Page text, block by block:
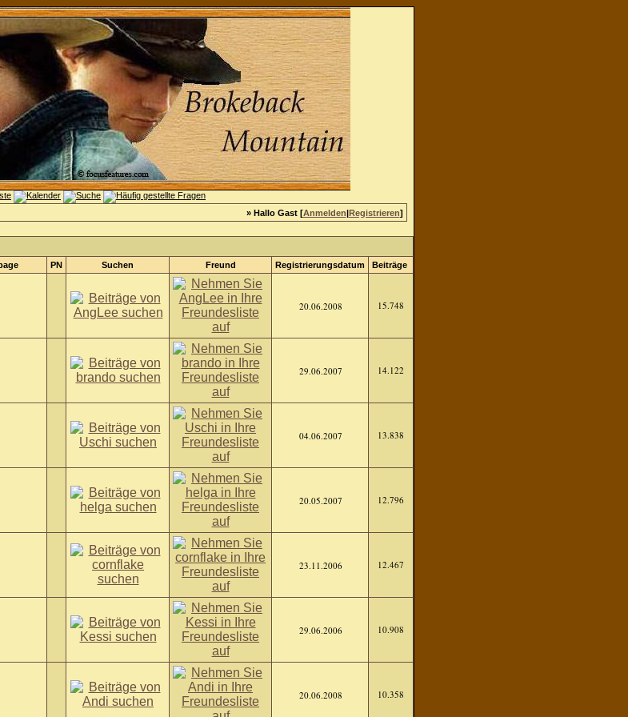
» Hallo Gast [Anmelden|Registrieren]
PN Suchen Freund Registrierungsdatum Beiträge
20.06.2008 15.748
29.06.2007 14.122
04.06.2007 13.838
20.05.2007 12.796
23.11.2006 12.467
29.06.2006 10.908
20.06.2008 10.358